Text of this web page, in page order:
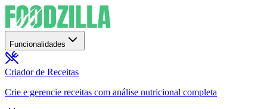
Funcionalidades
Criador de Receitas
Crie e gerencie receitas com análise nutricional completa